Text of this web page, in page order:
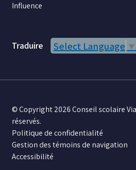
Influence
Traduire Select Language ▼
© Copyright 2026 Conseil scolaire
réservés.
Politique de confidentialité
Gestion des témoins de navigation
Accessibilité